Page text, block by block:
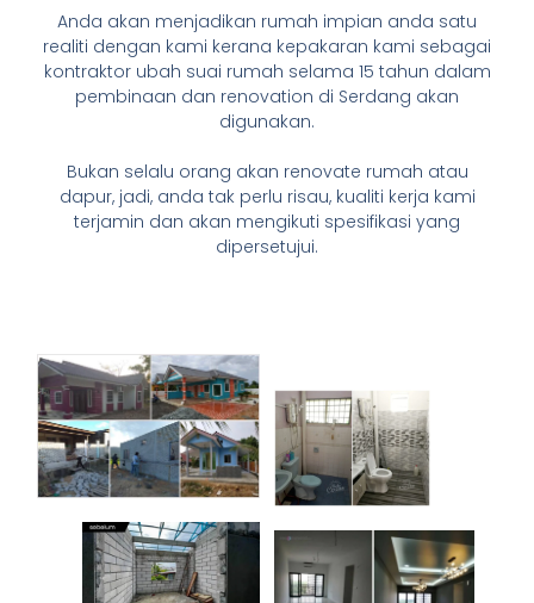
Anda akan menjadikan rumah impian anda satu
realiti dengan kami kerana kepakaran kami sebagai
kontraktor ubah suai rumah selama 15 tahun dalam
pembinaan dan renovation di Serdang akan
digunakan.
Bukan selalu orang akan renovate rumah atau
dapur, jadi, anda tak perlu risau, kualiti kerja kami
terjamin dan akan mengikuti spesifikasi yang
dipersetujui.